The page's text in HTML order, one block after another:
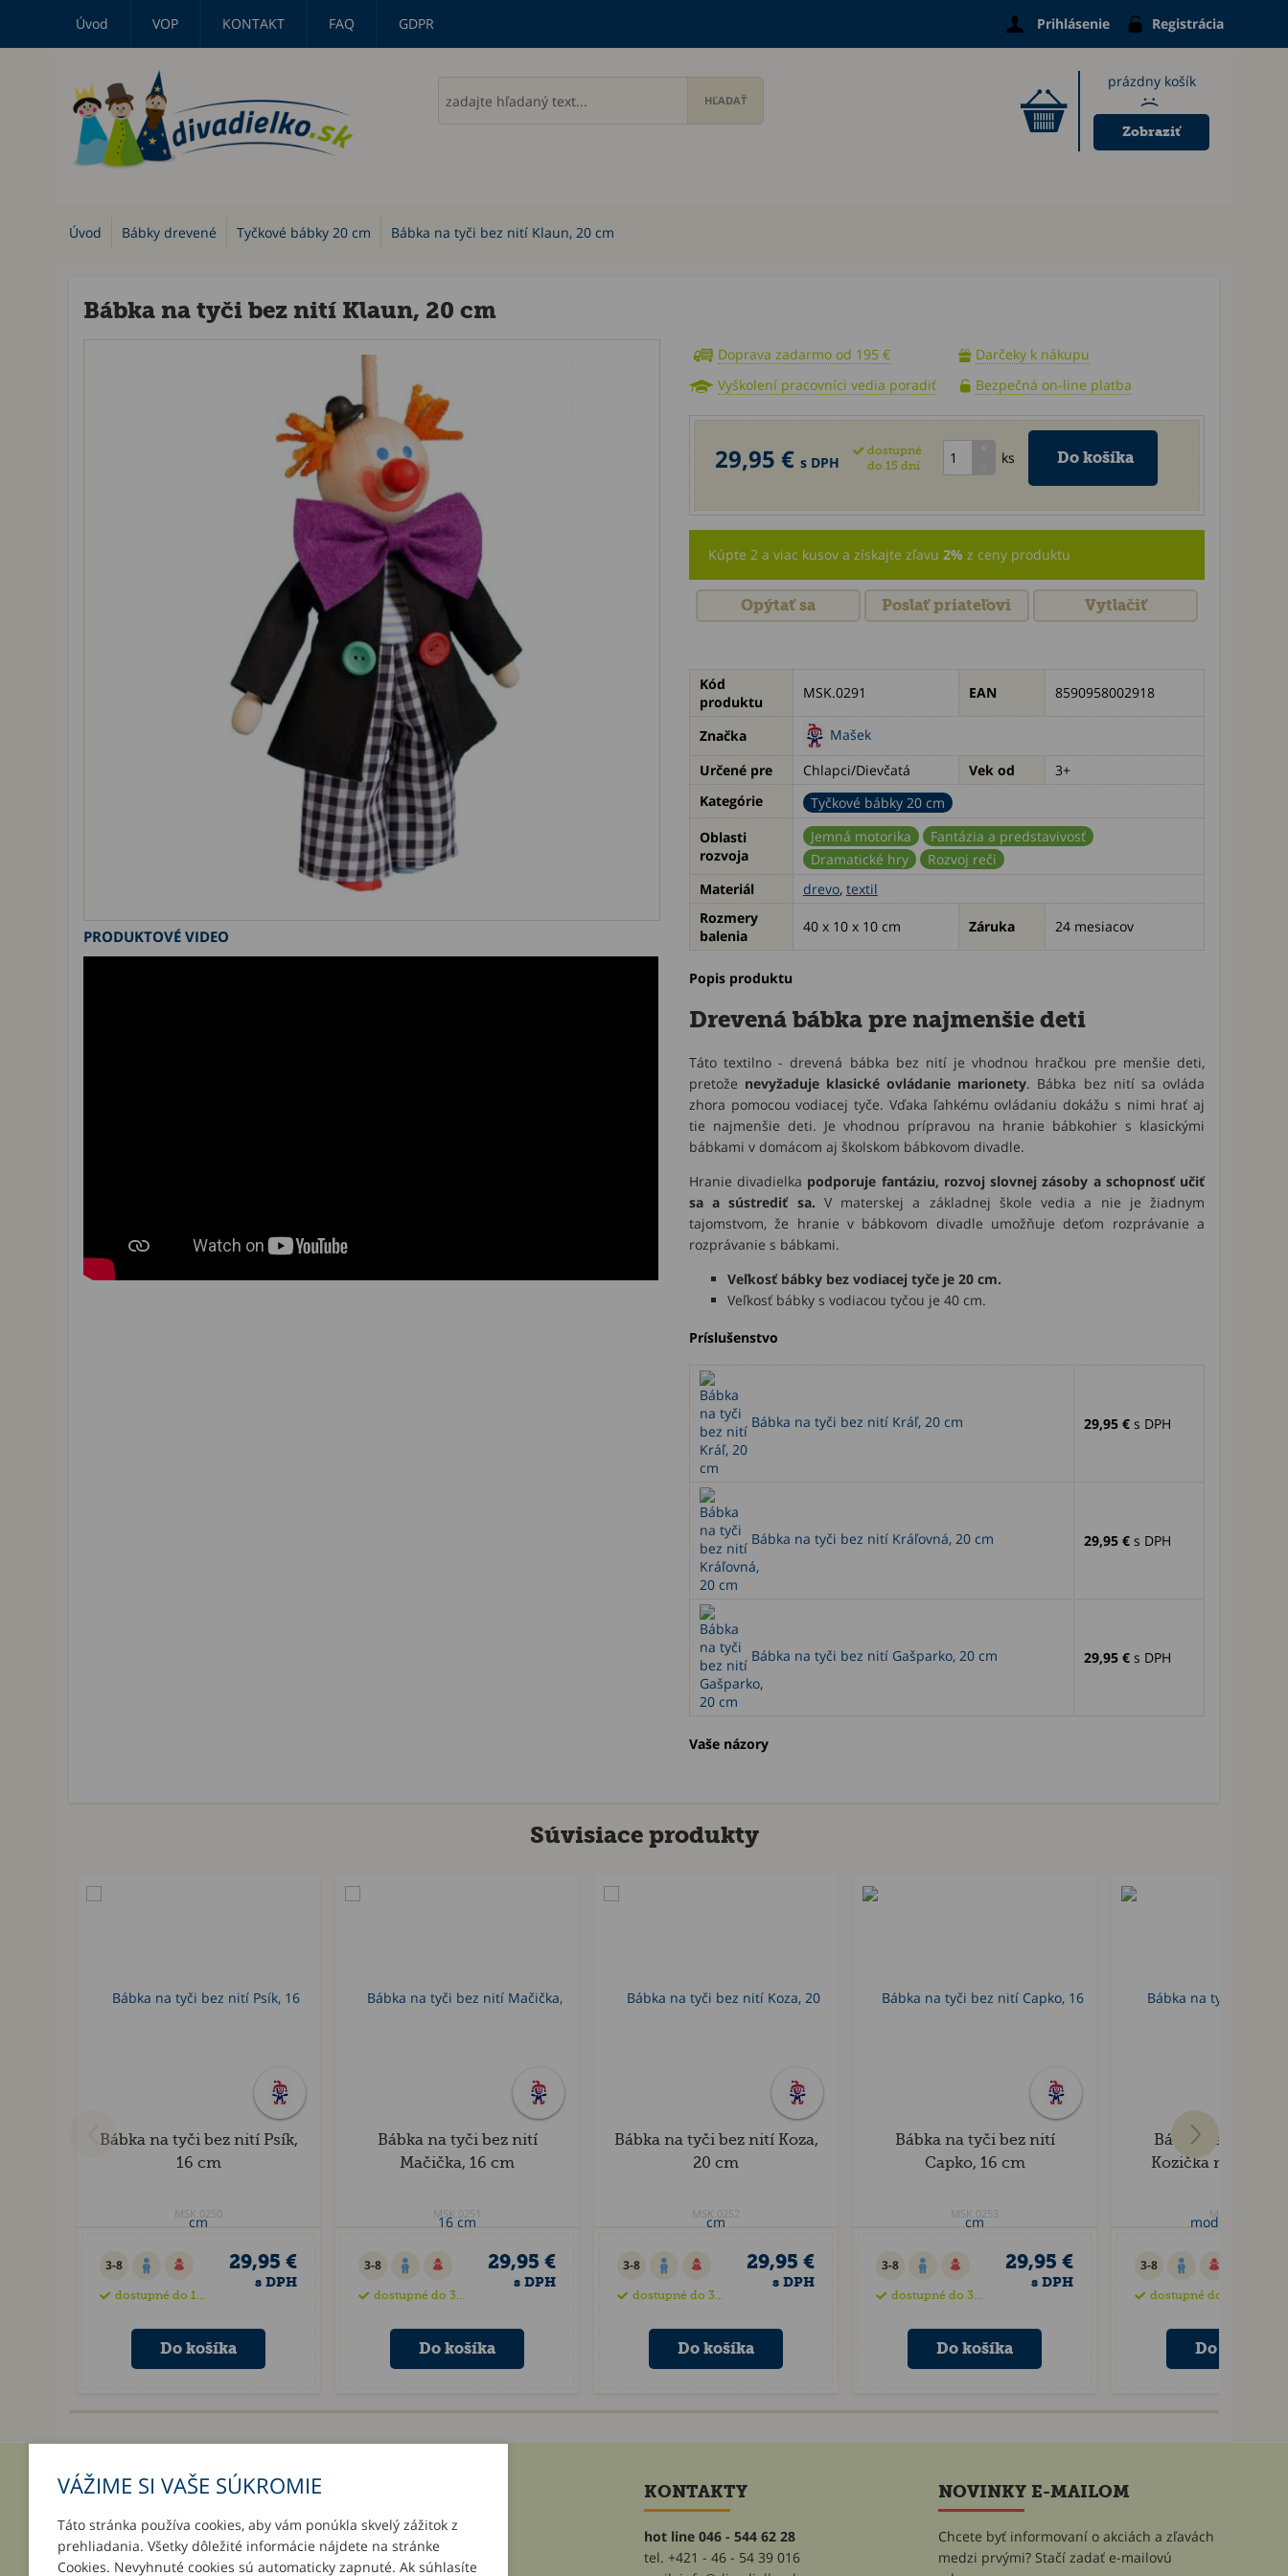
Úvod VOP KONTAKT FAQ GDPR Prihlásenie Registrácia
prázdny košík
:(
Zobraziť
Úvod Bábky drevené Tyčkové bábky 20 cm Bábka na tyči bez nití Klaun, 20 cm
Bábka na tyči bez nití Klaun, 20 cm
PRODUKTOVÉ VIDEO
Doprava zadarmo od 195 €
Darčeky k nákupu
Vyškolení pracovníci vedia poradiť
Bezpečná on-line platba
29,95 €s DPH
dostupné
do 15 dní
ks
Kúpte 2 a viac kusov a získajte zľavu 2% z ceny produktu
Opýtať sa Poslať priateľovi Vytlačiť
Kód
produktu
MSK.0291 EAN 8590958002918
Značka
Mašek
Určené pre
Chlapci/Dievčatá Vek od
3+
Kategórie
Tyčkové bábky 20 cm
Oblasti
rozvoja
Jemná motorika
Fantázia a predstavivosť
Dramatické hry
Rozvoj reči
Materiál
drevo, textil
Rozmery
balenia
40 x 10 x 10 cm Záruka 24 mesiacov
Popis produktu
Drevená bábka pre najmenšie deti
Táto textilno - drevená bábka bez nití je vhodnou hračkou pre menšie deti,
pretože nevyžaduje klasické ovládanie marionety. Bábka bez nití sa ovláda
zhora pomocou vodiacej tyče. Vďaka ľahkému ovládaniu dokážu s nimi hrať aj
tie najmenšie deti. Je vhodnou prípravou na hranie bábkohier s klasickými
bábkami v domácom aj školskom bábkovom divadle.
Hranie divadielka podporuje fantáziu, rozvoj slovnej zásoby a schopnosť učiť
sa a sústrediť sa. V materskej a základnej škole vedia a nie je žiadnym
tajomstvom, že hranie v bábkovom divadle umožňuje deťom rozprávanie a
rozprávanie s bábkami.
Veľkosť bábky bez vodiacej tyče je 20 cm.
Veľkosť bábky s vodiacou tyčou je 40 cm.
Príslušenstvo
Bábka na tyči bez nití Kráľ, 20 cm 29,95 € s DPH
Bábka na tyči bez nití Kráľovná, 20 cm 29,95 € s DPH
Bábka na tyči bez nití Gašparko, 20 cm 29,95 € s DPH
Vaše názory
Súvisiace produkty
Bábka na tyči bez nití Psík,
16 cm
MSK.0250
3-8
dostupné do 15 dní
29,95 €
s DPH
Bábka na tyči bez nití
Mačička, 16 cm
MSK.0251
3-8
dostupné do 35 dní
29,95 €
s DPH
Bábka na tyči bez nití Koza,
20 cm
MSK.0252
3-8
dostupné do 35 dní
29,95 €
s DPH
Bábka na tyči bez nití
Capko, 16 cm
MSK.0253
3-8
dostupné do 35 dní
29,95 €
s DPH
Bábka na tyči
Kozička modrá,
MSK.0254
3-8
dostupné do 35 dní
INFORMÁCIE
O nás
Platba a doručenie
Prihlásenie
Registrácia
KONTAKTY
hot line 046 - 544 62 28
tel. +421 - 46 - 54 39 016
NOVINKY E-MAILOM
Chcete byť informovaní o akciách a zľavách
medzi prvými? Stačí zadať e-mailovú
VÁŽIME SI VAŠE SÚKROMIE
Táto stránka používa cookies, aby vám ponúkla skvelý zážitok z
prehliadania. Všetky dôležité informácie nájdete na stránke
Cookies. Nevyhnuté cookies sú automaticky zapnuté. Ak súhlasíte